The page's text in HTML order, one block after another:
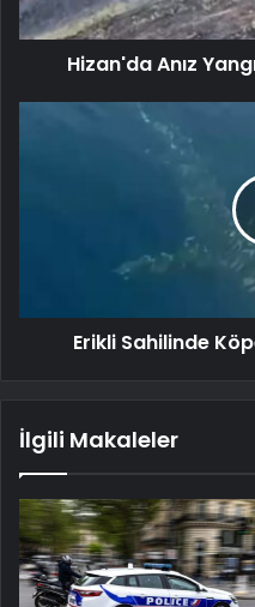
Hizan'da Anız
Erikli Sahilinde
İlgili Makaleler